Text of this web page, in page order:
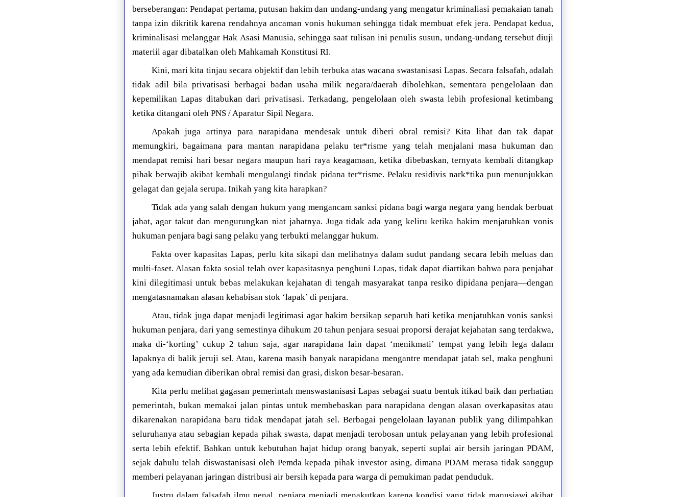
berseberangan: Pendapat pertama, putusan hakim dan undang-undang yang mengatur kriminaliasi pemakaian tanah
tanpa izin dikritik karena rendahnya ancaman vonis hukuman sehingga tidak membuat efek jera. Pendapat kedua,
kriminalisasi melanggar Hak Asasi Manusia, sehingga saat tulisan ini penulis susun, undang-undang tersebut diuji
materiil agar dibatalkan oleh Mahkamah Konstitusi RI.
Kini, mari kita tinjau secara objektif dan lebih terbuka atas wacana swastanisasi Lapas. Secara falsafah, adalah
tidak adil bila privatisasi berbagai badan usaha milik negara/daerah dibolehkan, sementara pengelolaan dan
kepemilikan Lapas ditabukan dari privatisasi. Terkadang, pengelolaan oleh swasta lebih profesional ketimbang
ketika ditangani oleh PNS / Aparatur Sipil Negara.
Apakah juga artinya para narapidana mendesak untuk diberi obral remisi? Kita lihat dan tak dapat
memungkiri, bagaimana para mantan narapidana pelaku ter*risme yang telah menjalani masa hukuman dan
mendapat remisi hari besar negara maupun hari raya keagamaan, ketika dibebaskan, ternyata kembali ditangkap
pihak berwajib akibat kembali mengulangi tindak pidana ter*risme. Pelaku residivis nark*tika pun menunjukkan
gelagat dan gejala serupa. Inikah yang kita harapkan?
Tidak ada yang salah dengan hukum yang mengancam sanksi pidana bagi warga negara yang hendak berbuat
jahat, agar takut dan mengurungkan niat jahatnya. Juga tidak ada yang keliru ketika hakim menjatuhkan vonis
hukuman penjara bagi sang pelaku yang terbukti melanggar hukum.
Fakta over kapasitas Lapas, perlu kita sikapi dan melihatnya dalam sudut pandang secara lebih meluas dan
multi-faset. Alasan fakta sosial telah over kapasitasnya penghuni Lapas, tidak dapat diartikan bahwa para penjahat
kini dilegitimasi untuk bebas melakukan kejahatan di tengah masyarakat tanpa resiko dipidana penjara—dengan
mengatasnamakan alasan kehabisan stok ‘lapak’ di penjara.
Atau, tidak juga dapat menjadi legitimasi agar hakim bersikap separuh hati ketika menjatuhkan vonis sanksi
hukuman penjara, dari yang semestinya dihukum 20 tahun penjara sesuai proporsi derajat kejahatan sang terdakwa,
maka di-‘korting’ cukup 2 tahun saja, agar narapidana lain dapat ‘menikmati’ tempat yang lebih lega dalam
lapaknya di balik jeruji sel. Atau, karena masih banyak narapidana mengantre mendapat jatah sel, maka penghuni
yang ada kemudian diberikan obral remisi dan grasi, diskon besar-besaran.
Kita perlu melihat gagasan pemerintah menswastanisasi Lapas sebagai suatu bentuk itikad baik dan perhatian
pemerintah, bukan memakai jalan pintas untuk membebaskan para narapidana dengan alasan overkapasitas atau
dikarenakan narapidana baru tidak mendapat jatah sel. Berbagai pengelolaan layanan publik yang dilimpahkan
seluruhanya atau sebagian kepada pihak swasta, dapat menjadi terobosan untuk pelayanan yang lebih profesional
serta lebih efektif. Bahkan untuk kebutuhan hajat hidup orang banyak, seperti suplai air bersih jaringan PDAM,
sejak dahulu telah diswastanisasi oleh Pemda kepada pihak investor asing, dimana PDAM merasa tidak sanggup
memberi pelayanan jaringan distribusi air bersih kepada para warga di pemukiman padat penduduk.